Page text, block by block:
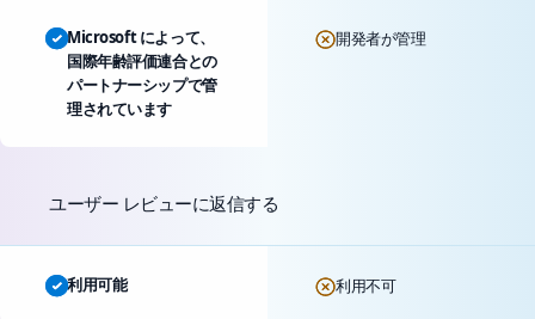
Microsoft によって、
国際年齢評価連合との
パートナーシップで管
理されています
開発者が管理
ユーザー レビューに返信する
利用可能 利用不可